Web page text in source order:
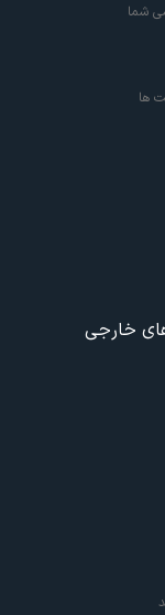
شما
ها
خارجی